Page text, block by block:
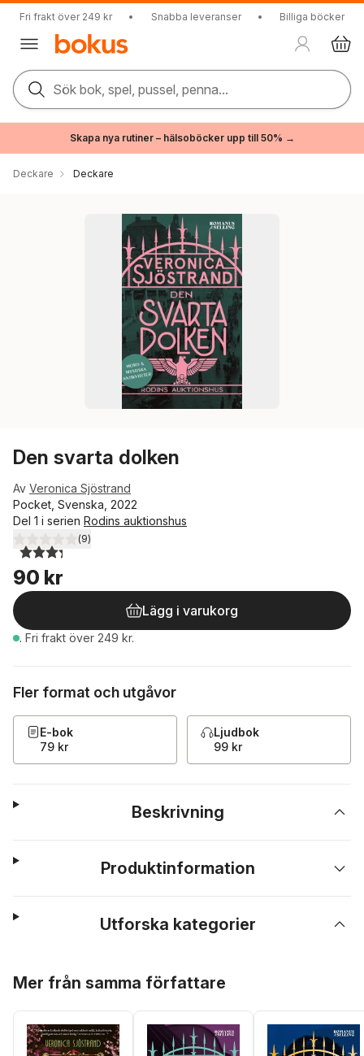
Fri frakt över 249 kr • Snabba leveranser • Billiga böcker
Sök bok, spel, pussel, penna...
Skapa nya rutiner – hälsoböcker upp till 50% →
Deckare Deckare
Den svarta dolken
Av Veronica Sjöstrand
Pocket, Svenska, 2022
Del 1 i serien Rodins auktionshus
3,3utav 5 stjärnor. Totalt antal röster:
(9)
90 kr
Lägg i varukorg
. Fri frakt över 249 kr.
Fler format och utgåvor
E-bok
79 kr
Ljudbok
99 kr
Beskrivning
Produktinformation
Utforska kategorier
Mer från samma författare